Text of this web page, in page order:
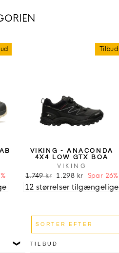
Tilbud
VIKING - ANACONDA
4X4 LOW GTX BOA
VIKING
1.749 kr 1.298 kr Spar 26%
12 størrelser tilgængelige
SORTER EFTER
TILBUD